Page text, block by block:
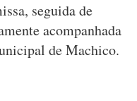
seguida de
acompanhada
de Machico.